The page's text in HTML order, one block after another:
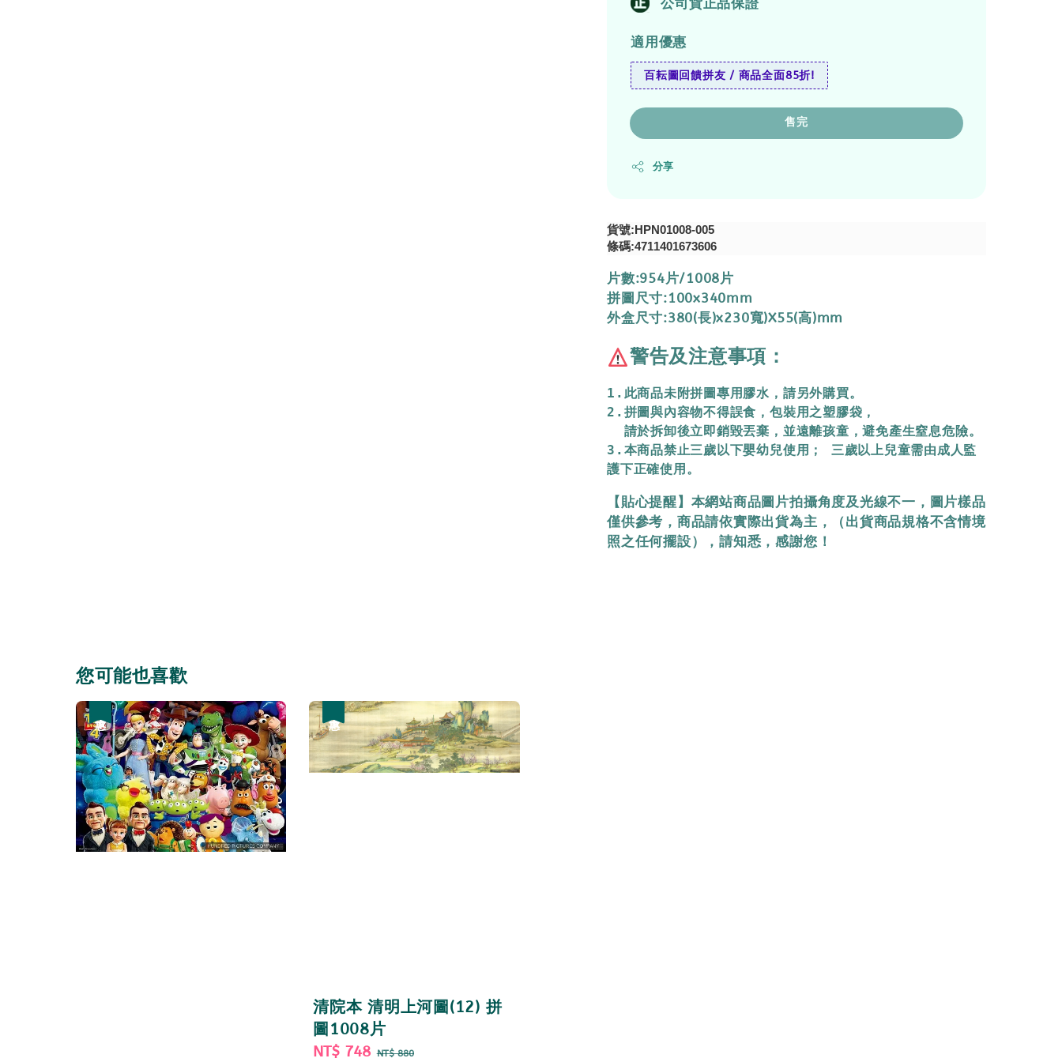
公司貨正品保證
適用優惠
百耘圖回饋拼友 / 商品全面85折!
售完
分享
貨號:HPN01008-005
條碼:4711401673606
片數:954片/1008片
拼圖尺寸:100x340mm
外盒尺寸:380(長)x230寬)X55(高)mm
警告及注意事項：
1.此商品未附拼圖專用膠水，請另外購買。
2.拼圖與內容物不得誤食，包裝用之塑膠袋，
  請於拆卸後立即銷毀丟棄，
並遠離孩童，避免產生窒息危險。
3.本商品禁止三歲以下嬰幼兒使用； 三歲以上兒童需由成人監
護下正確使用。
【貼心提醒】本網站商品圖片拍攝角度及光線不一，圖片樣品
僅供參考，商品請依實際出貨為主，（出貨商品規格不含情境
照之任何擺設），請知悉，感謝您！
您可能也喜歡
清院本 清明上河圖(12) 拼
圖1008片
Sale
NT$ 748 Regular
NT$ 880